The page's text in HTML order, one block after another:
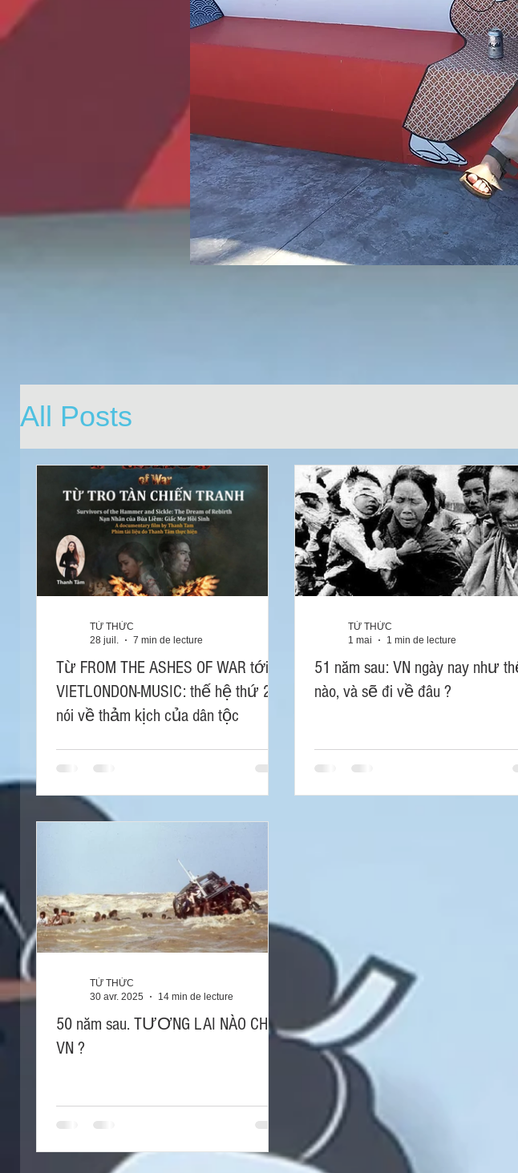
All Posts
Từ FROM THE ASHES OF WAR tới
VIETLONDON-MUSIC: thế hệ thứ 2
nói về thảm kịch của dân tộc
TỪ THỨC
28 juil.
7 min de lecture
51 năm sau: VN ngày nay như
nào, và sẽ đi về đâu ?
TỪ THỨC
1 mai
1 min de lecture
50 năm sau. TƯƠNG LAI NÀO CHO
VN ?
TỪ THỨC
30 avr. 2025
14 min de lecture